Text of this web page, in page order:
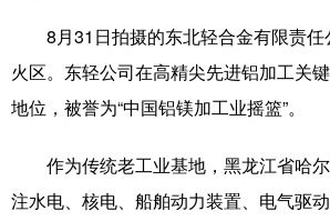
彩票 娱乐 时尚
公益 一带一路 亚太网
文化产业
8月31日拍摄的东北轻合金有限责任
火区。东轻公司在高精尖先进铝加工关
地位，被誉为“中国铝镁加工业摇篮”。
作为传统老工业基地，黑龙江省哈
注水电、核电、船舶动力装置、电气驱